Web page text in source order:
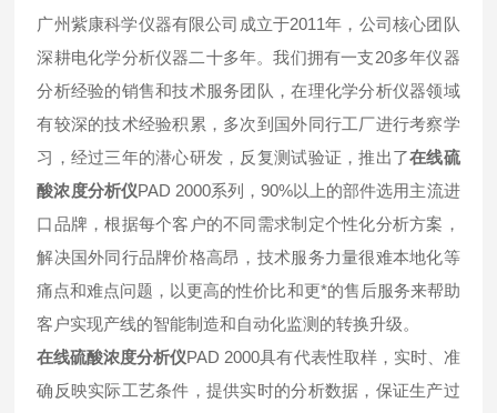
广州紫康科学仪器有限公司成立于2011年，公司核心团队
深耕电化学分析仪器二十多年。我们拥有一支20多年仪器
分析经验的销售和技术服务团队，在理化学分析仪器领域
有较深的技术经验积累，多次到国外同行工厂进行考察学
习，经过三年的潜心研发，反复测试验证，推出了在线硫
酸浓度分析仪PAD 2000系列，90%以上的部件选用主流进
口品牌，根据每个客户的不同需求制定个性化分析方案，
解决国外同行品牌价格高昂，技术服务力量很难本地化等
痛点和难点问题，以更高的性价比和更*的售后服务来帮助
客户实现产线的智能制造和自动化监测的转换升级。
在线硫酸浓度分析仪PAD 2000具有代表性取样，实时、准
确反映实际工艺条件，提供实时的分析数据，保证生产过